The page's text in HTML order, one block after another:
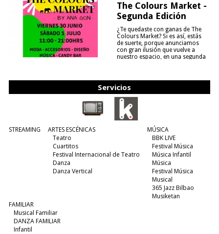
The Colours Market -
Segunda Edición
¿Te quedaste con ganas de The
Colours Market? Si es así, estás
de suerte, porque anunciamos
con gran ilusión que vuelve a
nuestro espacio, en una segunda
Servicios
STREAMING
ARTES ESCÉNICAS
Teatro
Cuartitos
Festival Internacional de Teatro
Danza
Danza Vertical
MÚSICA
BBK LIVE
Festival Música
Música Infantil
Música
Festival Música
Musical
365 Jazz Bilbao
Musiketan
FAMILIAR
Musical Familiar
DANZA FAMILIAR
Infantil